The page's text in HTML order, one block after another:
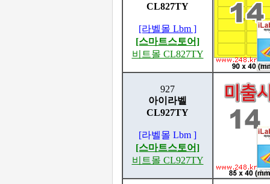
CL827TY
[라벨몰 Lbm ]
[스마트스토어]
비트몰 CL827TY
927
아이라벨
CL927TY
[라벨몰 Lbm ]
[스마트스토어]
비트몰 CL927TY